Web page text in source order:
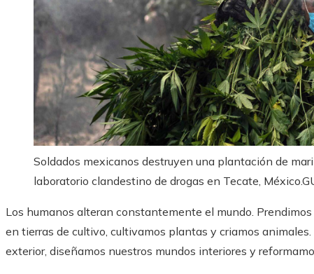
Soldados mexicanos destruyen una plantación de
laboratorio clandestino de drogas en Tecate, México.
Los humanos alteran constantemente el mundo.
en tierras de cultivo, cultivamos plantas y criamos
exterior, diseñamos nuestros mundos interiores y